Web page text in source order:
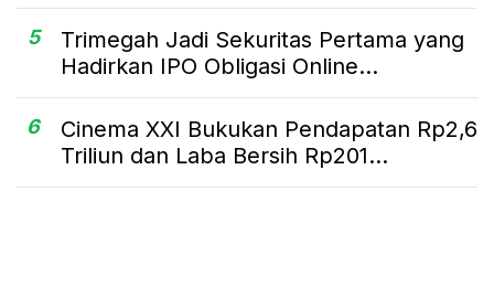
5
Trimegah Jadi Sekuritas Pertama yang
Hadirkan IPO Obligasi Online...
6
Cinema XXI Bukukan Pendapatan Rp2,6
Triliun dan Laba Bersih Rp201...